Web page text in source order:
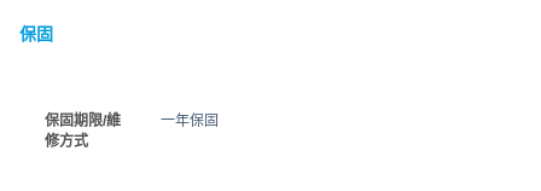
保固
保固期限/維
修方式
一年保固